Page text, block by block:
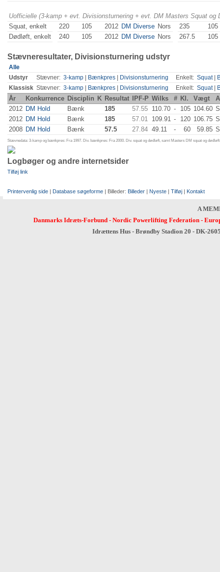
Uofficielle (3-kamp + evt. Divisionsturnering + evt. DM Masters Squat
Squat, enkelt
220 105 2012 DM Diverse Nors 235
105
Dødløft, enkelt
240 105 2012 DM Diverse Nors 267.5 105
Stævneresultater, Divisionsturnering udstyr
Alle
Udstyr
Stævner: 3-kamp Bænkpres Divisionsturnering Enkelt: Squat|
Klassisk Stævner: 3-kamp Bænkpres Divisionsturnering Enkelt: Squat|
År Konkurrence Disciplin K Resultat IPF-P Wilks # Kl. Vægt
A
2012 DM Hold Bænk 185 57.55 110.70 - 105 104.60
2012 DM Hold Bænk 185 57.01 109.91 - 120 106.75
2008 DM Hold Bænk 57.5 27.84 49.11 - 60 59.85
Stævnedata: 3-kamp og bænkpres: Fra 1997. Div. bænkpres: Fra 2000. Div. squat og dødløft, samt Masters DM squat og
Logbøger og andre internetsider
Tilføj link
Printervenlig side | Database søgeforme | Billeder: Billeder | Nyeste | Tilføj | Kontakt
A
Danmarks Idræts-Forbund- Nordic Powerlifting Federation-
Idrættens Hus - Brøndby Stadion 20 - DK-